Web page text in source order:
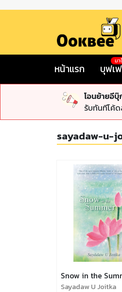
หน้าแรก บุฟเ
มา
โอนย้ายอี
รับทันทีโค้
sayadaw-u-
Snow in the
Sayadaw U Joitka